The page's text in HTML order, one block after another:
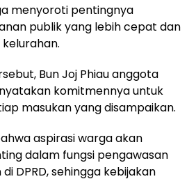
menyoroti pentingnya
publik yang lebih cepat dan
Bun Joj Phiau anggota
komitmennya untuk
masukan yang disampaikan.
aspirasi warga akan
dalam fungsi pengawasan
DPRD, sehingga kebijakan